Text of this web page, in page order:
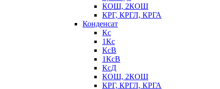
КОШ, 2КОШ
КРГ, КРГЛ, КРГА
Конденсат
Кс
1Кс
КсВ
1КсВ
КсД
КОШ, 2КОШ
КРГ, КРГЛ, КРГА